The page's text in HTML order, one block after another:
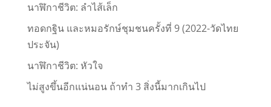
นาฬิกาชีวิต: ลำไส้เล็ก
ทอดกฐิน และหมอรักษ์ชุมชนครั้งที่ 9 (2022-วัดไทย
ประจัน)
นาฬิกาชีวิต: หัวใจ
ไม่สูงขึ้นอีกแน่นอน ถ้าทำ 3 สิ่งนี้มากเกินไป